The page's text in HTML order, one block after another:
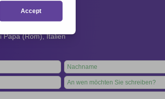
Papa (Rom), Italien